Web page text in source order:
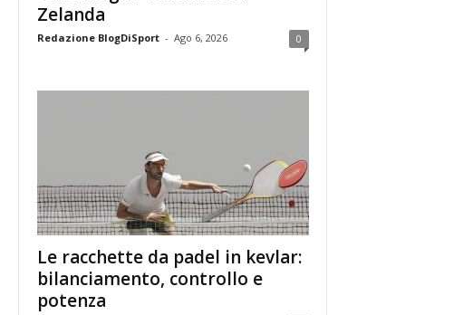
Zelanda
Redazione BlogDiSport - Ago 6, 2026 0
Le racchette da padel in kevlar:
bilanciamento, controllo e
potenza